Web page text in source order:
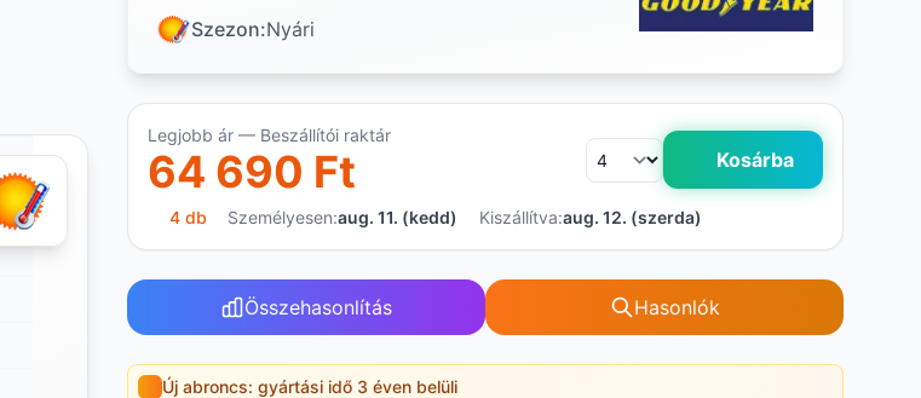
Szezon:Nyári
Legjobb ár — Beszállítói raktár
64 690 Ft Kosárba
4 db Személyesen:aug. 11. (kedd) Kiszállítva:aug. 12. (szerda)
Összehasonlítás Hasonlók
Új abroncs: gyártási idő 3 éven belüli